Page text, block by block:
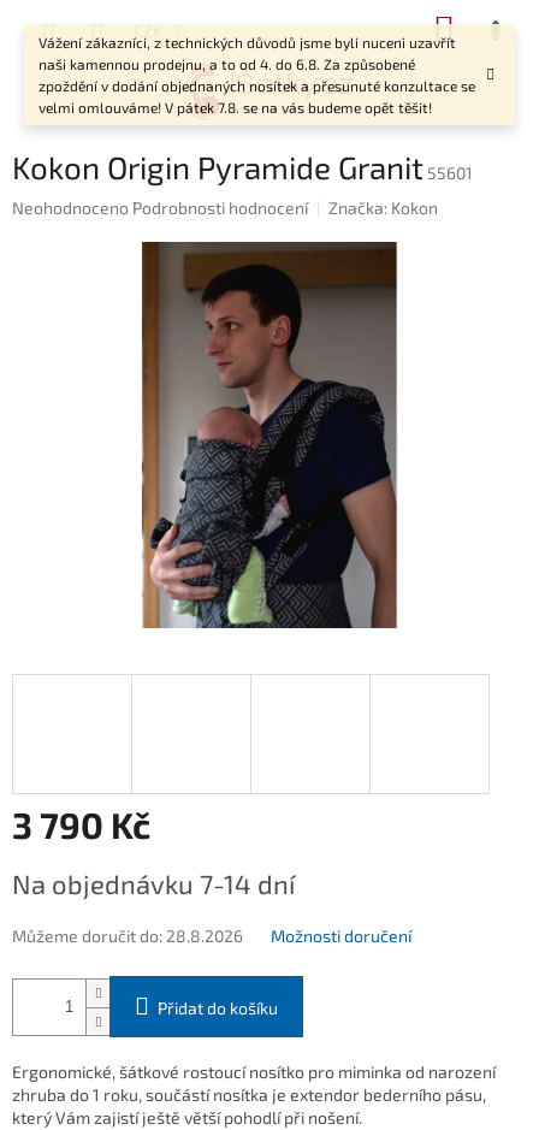
Vážení zákazníci, z technických důvodů jsme byli nuceni uzavřít
naši kamennou prodejnu, a to od 4. do 6.8. Za způsobené
zpoždění v dodání objednaných nosítek a přesunuté konzultace se
velmi omlouváme! V pátek 7.8. se na vás budeme opět těšit!
CZK
Kokon Origin Pyramide Granit 55601
Průměrné
Neohodnoceno Podrobnosti hodnocení Značka: Kokon
3 790 Kč
cena:
Na objednávku 7-14 dní
Můžeme doručit do: 28.8.2026 Možnosti doručení
Přidat do košíku
Ergonomické, šátkové rostoucí nosítko pro miminka od narození
zhruba do 1 roku, součástí nosítka je extendor bederního pásu,
který Vám zajistí ještě větší pohodlí při nošení.